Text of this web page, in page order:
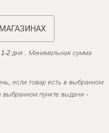
2 дня . Минимальная сумма
если товар есть в выбранном
выбранном пункте выдачи -